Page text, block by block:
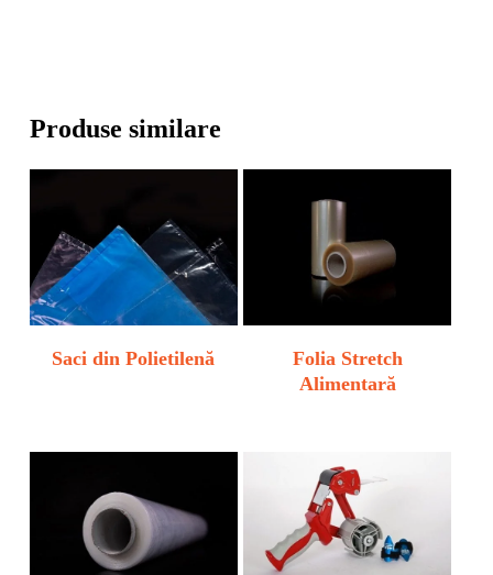
Produse similare
Saci din Polietilenă
Folia Stretch
Alimentară